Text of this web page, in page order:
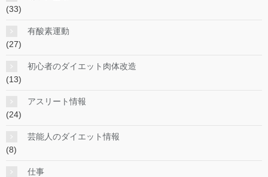
(33)
有酸素運動
(27)
初心者のダイエット肉体改造
(13)
アスリート情報
(24)
芸能人のダイエット情報
(8)
仕事